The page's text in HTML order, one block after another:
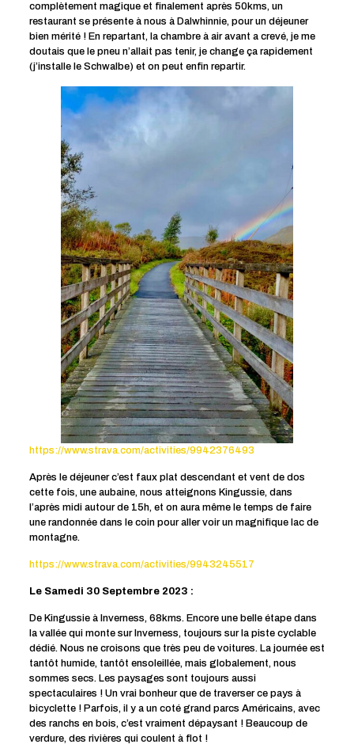
complètement magique et finalement après 50kms, un
restaurant se présente à nous à Dalwhinnie, pour un déjeuner
bien mérité ! En repartant, la chambre à air avant a crevé, je me
doutais que le pneu n’allait pas tenir, je change ça rapidement
(j’installe le Schwalbe) et on peut enfin repartir.
https://www.strava.com/activities/9942376493
Après le déjeuner c’est faux plat descendant et vent de dos
cette fois, une aubaine, nous atteignons Kingussie, dans
l’après midi autour de 15h, et on aura même le temps de faire
une randonnée dans le coin pour aller voir un magnifique lac de
montagne.
https://www.strava.com/activities/9943245517
Le Samedi 30 Septembre 2023 :
De Kingussie à Inverness, 68kms. Encore une belle étape dans
la vallée qui monte sur Inverness, toujours sur la piste cyclable
dédié. Nous ne croisons que très peu de voitures. La journée est
tantôt humide, tantôt ensoleillée, mais globalement, nous
sommes secs. Les paysages sont toujours aussi
spectaculaires ! Un vrai bonheur que de traverser ce pays à
bicyclette ! Parfois, il y a un coté grand parcs Américains, avec
des ranchs en bois, c’est vraiment dépaysant ! Beaucoup de
verdure, des rivières qui coulent à flot !